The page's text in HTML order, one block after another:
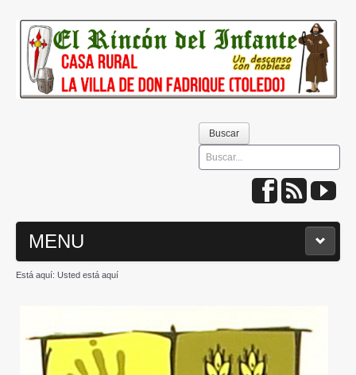
Buscar
Buscar
MENU
INICIO
DÓNDE ESTAMOS
Está aquí: Usted está aquí